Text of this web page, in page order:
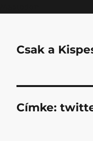
Csak a
Címke: